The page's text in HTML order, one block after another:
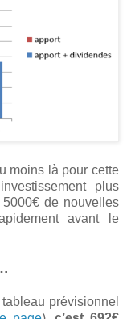
moins là pour cette
plus
de nouvelles
avant le
prévisionnel